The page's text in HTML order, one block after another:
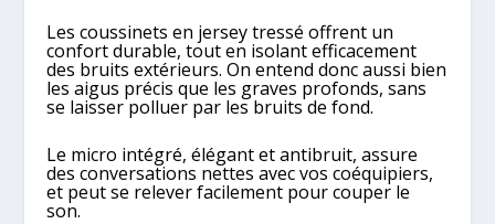
Les coussinets en jersey tressé offrent un
confort durable, tout en isolant efficacement
des bruits extérieurs. On entend donc aussi bien
les aigus précis que les graves profonds, sans
se laisser polluer par les bruits de fond.
Le micro intégré, élégant et antibruit, assure
des conversations nettes avec vos coéquipiers,
et peut se relever facilement pour couper le
son.